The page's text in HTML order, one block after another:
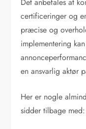
Det anbefales at
certificeringer og
præcise og
implementering
en ansvarlig aktør
Her er nogle
sidder tilbage med: